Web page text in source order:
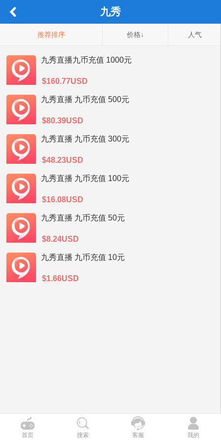
九秀
推荐排序 价格↓ 人气
九秀直播九币充值 1000元
$160.77USD
九秀直播 九币充值 500元
$80.39USD
九秀直播 九币充值 300元
$48.23USD
九秀直播 九币充值 100元
$16.08USD
九秀直播 九币充值 50元
$8.24USD
九秀直播 九币充值 10元
$1.66USD
首页 搜索 客服 我的